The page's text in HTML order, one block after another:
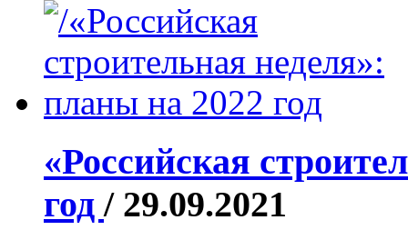
«Российская
год / 29.09.2021